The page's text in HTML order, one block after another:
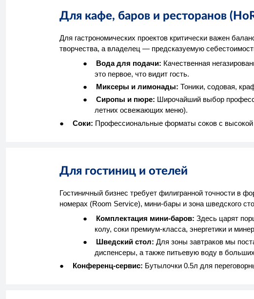
Для кафе, баров и ресторанов
Для гастрономических проектов критически важен
творчества, а владелец — предсказуемую
●
Вода для подачи: Качественная
это первое, что видит гость.
●
Миксеры и лимонады: Тоники, содовая,
●
Сиропы и пюре: Широчайший выбор
летних освежающих меню).
●
Соки: Профессиональные форматы соков с
Для гостиниц и отелей
Гостиничный бизнес требует филигранной точности в
номерах (Room Service), мини-бары и зона шведского
●
Комплектация мини-баров: Здесь царят
колу, соки премиум-класса, энергетики и
●
Шведский стол: Для зоны завтраков мы
диспенсеры, а также питьевую воду в
●
Конференц-сервис: Бутылочки 0.5л для